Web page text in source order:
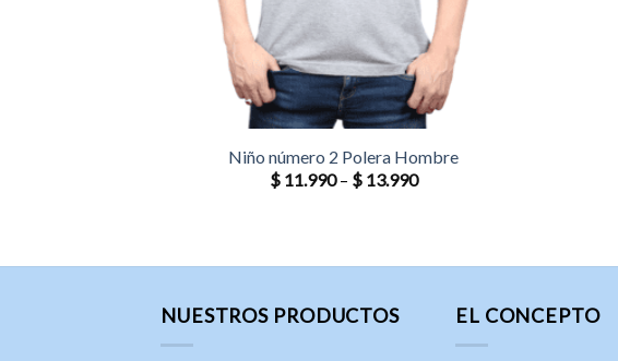
Niño número 2 Polera Hombre
$11.990– $13.990
NUESTROS PRODUCTOS EL CONCEPTO